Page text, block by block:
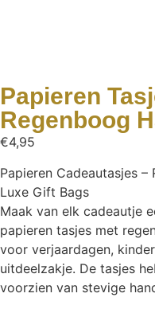
Papieren
Regenboog
€4,95
Papieren Cadeautasjes
Luxe Gift Bags
Maak van elk cadeautje
papieren tasjes met
voor verjaardagen,
uitdeelzakje. De tasjes
voorzien van stevige